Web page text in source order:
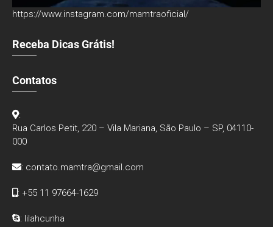
https://www.instagram.com/mamtraoficial/
Receba Dicas Grátis!
Contatos
:
Rua Carlos Petit, 220 – Vila Mariana, São Paulo – SP, 04110-
000
: contato.mamtra@gmail.com
: +55 11 97664-1629
: lilahcunha